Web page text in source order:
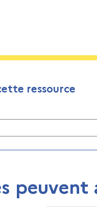
ressource